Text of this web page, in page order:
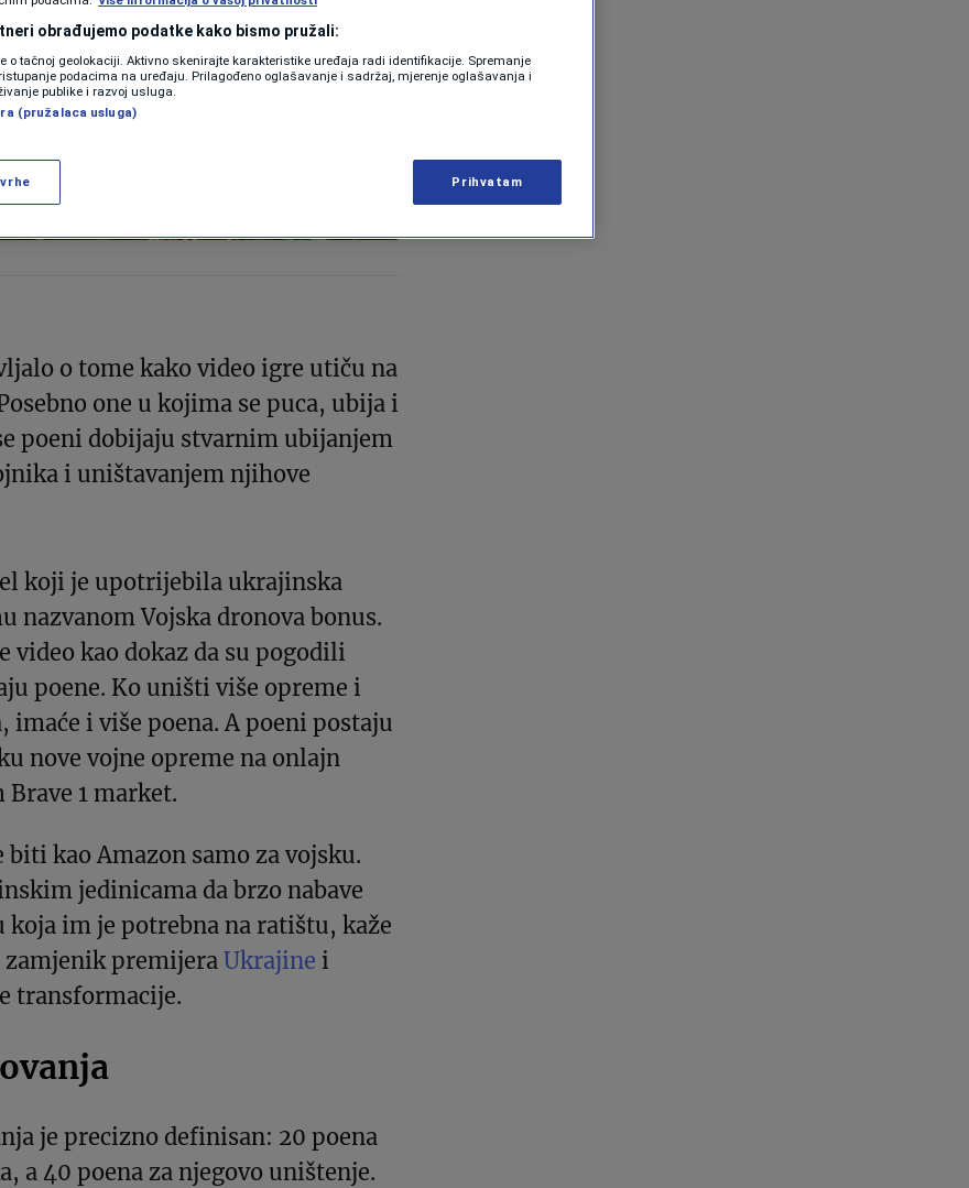
o tome kako video igre utiču na
one u kojima se puca, ubija i
poeni dobijaju stvarnim ubijanjem
i uništavanjem njihove
koji je upotrijebila ukrajinska
nazvanom Vojska dronova bonus.
video kao dokaz da su pogodili
poene. Ko uništi više opreme i
imaće i više poena. A poeni postaju
nove vojne opreme na onlajn
1 market.
biti kao Amazon samo za vojsku.
jedinicama da brzo nabave
im je potrebna na ratištu, kaže
premijera Ukrajine i
transformacije.
je precizno definisan: 20 poena
a 40 poena za njegovo uništenje.
obrađujemo podatke kako bismo pružali:
o tačnoj geolokaciji. Aktivno skenirajte karakteristike uređaja radi identifikacije. Spremanje
podacima na uređaju. Prilagođeno oglašavanje i sadržaj, mjerenje oglašavanja i
publike i razvoj usluga.
(pružalaca usluga)
Prihvatam